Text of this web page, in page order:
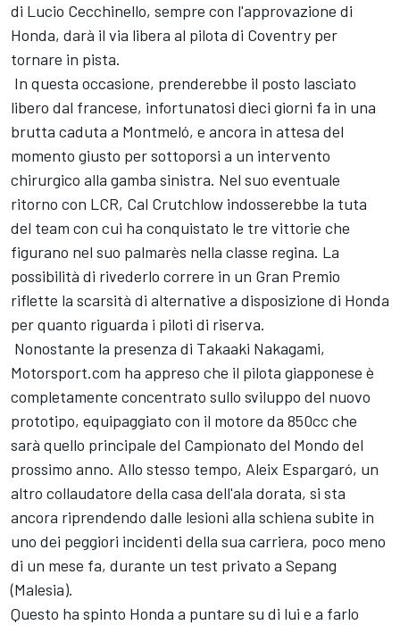
di Lucio Cecchinello, sempre con l'approvazione di
Honda, darà il via libera al pilota di Coventry per
tornare in pista.
In questa occasione, prenderebbe il posto lasciato
libero dal francese, infortunatosi dieci giorni fa in una
brutta caduta a Montmeló, e ancora in attesa del
momento giusto per sottoporsi a un intervento
chirurgico alla gamba sinistra. Nel suo eventuale
ritorno con LCR, Cal Crutchlow indosserebbe la tuta
del team con cui ha conquistato le tre vittorie che
figurano nel suo palmarès nella classe regina. La
possibilità di rivederlo correre in un Gran Premio
riflette la scarsità di alternative a disposizione di Honda
per quanto riguarda i piloti di riserva.
Nonostante la presenza di Takaaki Nakagami,
Motorsport.com ha appreso che il pilota giapponese è
completamente concentrato sullo sviluppo del nuovo
prototipo, equipaggiato con il motore da 850cc che
sarà quello principale del Campionato del Mondo del
prossimo anno. Allo stesso tempo, Aleix Espargaró, un
altro collaudatore della casa dell'ala dorata, si sta
ancora riprendendo dalle lesioni alla schiena subite in
uno dei peggiori incidenti della sua carriera, poco meno
di un mese fa, durante un test privato a Sepang
(Malesia).
Questo ha spinto Honda a puntare su di lui e a farlo